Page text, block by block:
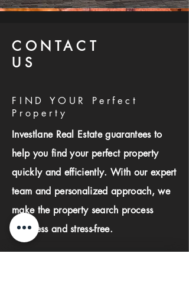
CONTACT
US
FIND YOUR Perfect
Property
Investlane Real Estate guarantees to
help you find your perfect property
quickly and efficiently. With our expert
team and personalized approach, we
make the property search process
seamless and stress-free.